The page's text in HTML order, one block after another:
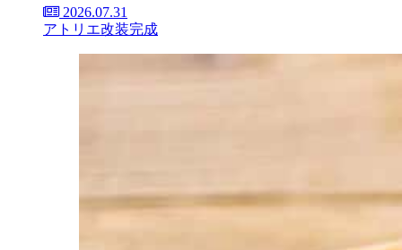
2026.07.31
アトリエ改装完成